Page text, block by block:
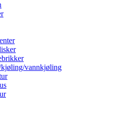
vannkjøling